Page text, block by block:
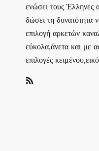
ενώσει τους Έλληνες
δώσει τη δυνατότητα
επιλογή αρκετών
εύκολα,άνετα και με
επιλογές